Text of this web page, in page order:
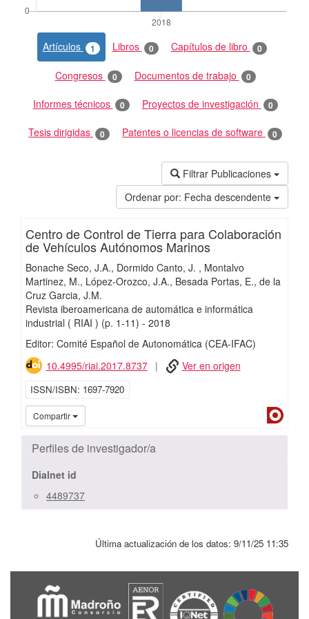
Artículos 1 Libros 0 Capítulos de libro 0
Congresos 0 Documentos de trabajo 0
Informes técnicos 0 Proyectos de investigación 0
Tesis dirigidas 0 Patentes o licencias de software 0
Filtrar Publicaciones
Ordenar por: Fecha descendente
Centro de Control de Tierra para Colaboración
de Vehículos Autónomos Marinos
Bonache Seco, J.A. Dormido Canto, J.
Montalvo
Martinez, M. López-Orozco, J.A. Besada Portas, E. de la
Cruz Garcia, J.M.
Revista iberoamericana de automática e informática
industrial ( RIAI ) (p. 1-11) - 2018
Editor: Comité Español de Autonomática (CEA-IFAC)
10.4995/riai.2017.8737
Ver en origen
ISSN/ISBN 1697-7920
Compartir
Perfiles de investigador/a
Dialnet id
4489737
Última actualización de los datos: 9/11/25 11:35